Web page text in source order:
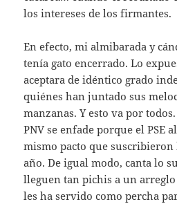
los intereses de los firmantes.
En efecto, mi almibarada y
tenía gato encerrado. Lo
aceptara de idéntico grado
quiénes han juntado sus
manzanas. Y esto va por
PNV se enfade porque el PSE
mismo pacto que suscribieron
año. De igual modo, canta lo
lleguen tan pichis a un
les ha servido como percha